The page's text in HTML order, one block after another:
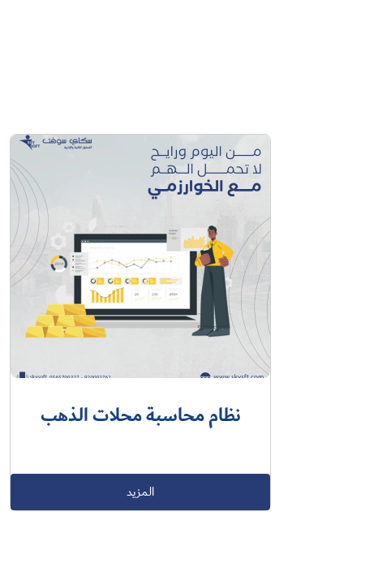
نظام محاسبة محلات الذهب
المزيد